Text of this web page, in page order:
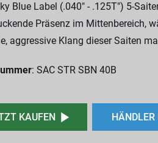
Blue Label (.040" - .125T") 5-
Präsenz im Mittenbereich,
aggressive Klang dieser Saiten
: SAC STR SBN 40B
KAUFEN HÄNDLER